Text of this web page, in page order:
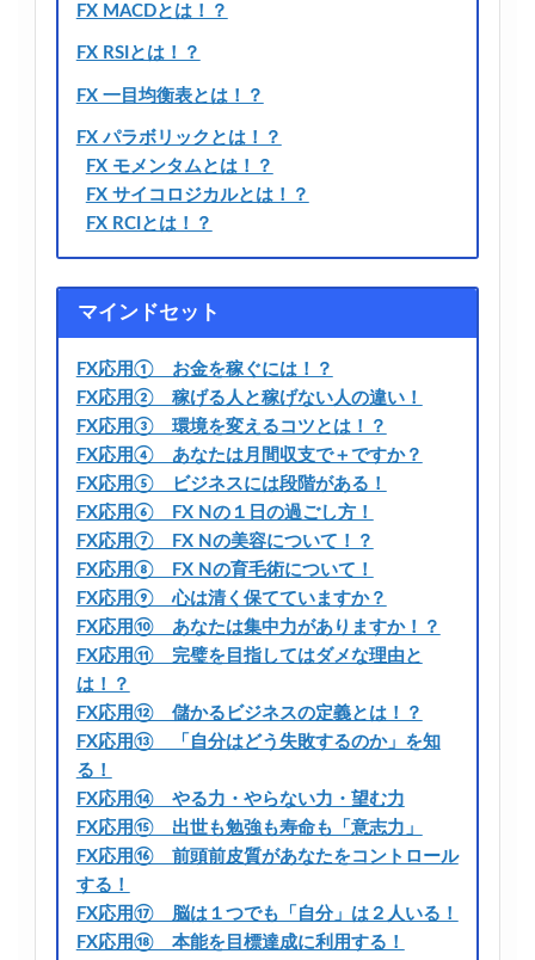
FX MACDとは！？
FX RSIとは！？
FX 一目均衡表とは！？
FX パラボリックとは！？
FX モメンタムとは！？
FX サイコロジカルとは！？
FX RCIとは！？
マインドセット
FX応用① お金を稼ぐには！？
FX応用② 稼げる人と稼げない人の違い！
FX応用③ 環境を変えるコツとは！？
FX応用④ あなたは月間収支で＋ですか？
FX応用⑤ ビジネスには段階がある！
FX応用⑥ FX Nの１日の過ごし方！
FX応用⑦ FX Nの美容について！？
FX応用⑧ FX Nの育毛術について！
FX応用⑨ 心は清く保てていますか？
FX応用⑩ あなたは集中力がありますか！？
FX応用⑪ 完璧を目指してはダメな理由と
は！？
FX応用⑫ 儲かるビジネスの定義とは！？
FX応用⑬ 「自分はどう失敗するのか」を知
る！
FX応用⑭ やる力・やらない力・望む力
FX応用⑮ 出世も勉強も寿命も「意志力」
FX応用⑯ 前頭前皮質があなたをコントロール
する！
FX応用⑰ 脳は１つでも「自分」は２人いる！
FX応用⑱ 本能を目標達成に利用する！